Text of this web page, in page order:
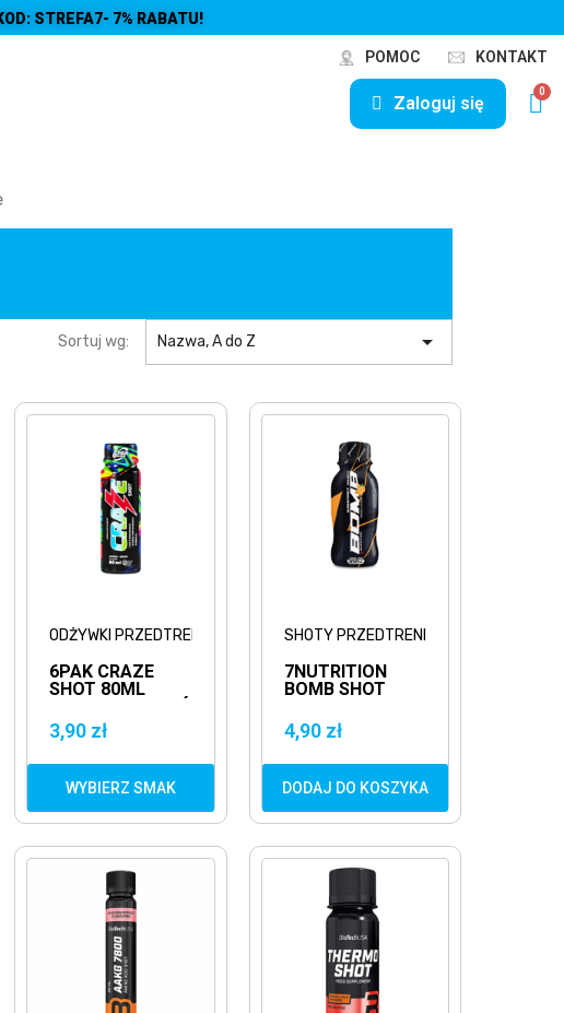
STREFA7- 7% RABATU!
POMOC KONTAKT
Zaloguj się
Sortuj wg: Nazwa, A do Z 
ODŻYWKI PRZEDTRENINGOWE
6PAK CRAZE
SHOT 80ML
POBUDZENIE
3,90 zł
WYBIERZ SMAK
SHOTY PRZEDTRENINGOWE
7NUTRITION
BOMB SHOT
PRZEDTRENINGÓWKA
4,90 zł
DODAJ DO KOSZYKA